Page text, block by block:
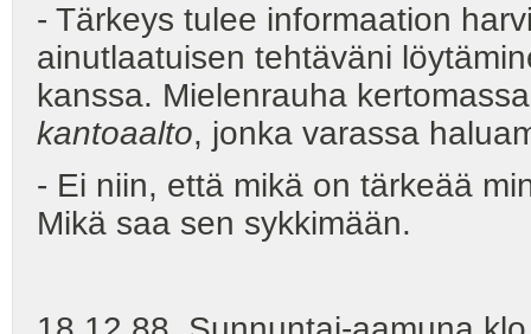
- Tärkeys tulee informaation
ainutlaatuisen tehtäväni
kanssa. Mielenrauha
kantoaalto, jonka varassa
- Ei niin, että mikä on tärkeää
Mikä saa sen sykkimään.